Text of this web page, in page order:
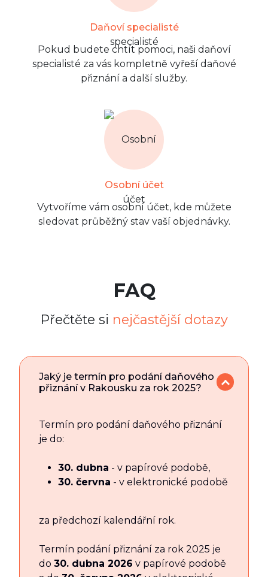
Daňoví specialisté
Pokud budete chtít pomoci, naši daňoví
specialisté za vás kompletně vyřeší daňové
přiznání a další služby.
Osobní účet
Vytvoříme vám osobní účet, kde můžete
sledovat průběžný stav vaší objednávky.
FAQ
Přečtěte si nejčastější dotazy
Jaký je termín pro podání daňového
přiznání v Rakousku za rok 2025?
Termín pro podání daňového přiznání
je do:
30. dubna - v papírové podobě,
30. června - v elektronické podobě
za předchozí kalendářní rok.
Termín podání přiznání za rok 2025 je
do 30. dubna 2026 v papírové podobě